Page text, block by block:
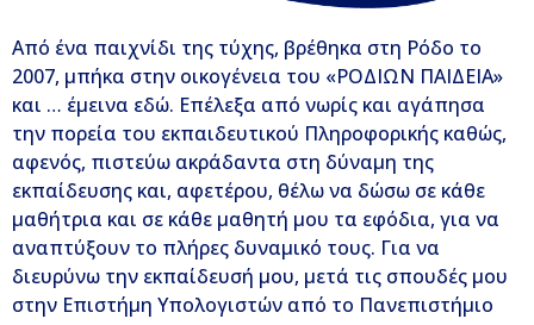
Από ένα παιχνίδι της τύχης, βρέθηκα στη Ρόδο το
2007, μπήκα στην οικογένεια του «ΡΟΔΙΩΝ ΠΑΙΔΕΙΑ»
και … έμεινα εδώ. Επέλεξα από νωρίς και αγάπησα
την πορεία του εκπαιδευτικού Πληροφορικής καθώς,
αφενός, πιστεύω ακράδαντα στη δύναμη της
εκπαίδευσης και, αφετέρου, θέλω να δώσω σε κάθε
μαθήτρια και σε κάθε μαθητή μου τα εφόδια, για να
αναπτύξουν το πλήρες δυναμικό τους. Για να
διευρύνω την εκπαίδευσή μου, μετά τις σπουδές μου
στην Επιστήμη Υπολογιστών από το Πανεπιστήμιο